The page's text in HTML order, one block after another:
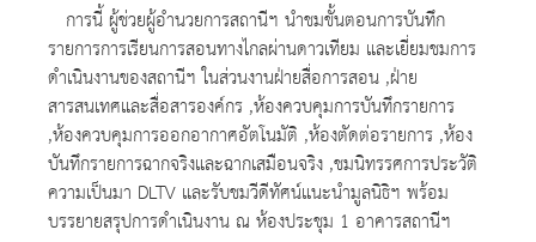
การนี้ ผู้ช่วยผู้อำนวยการสถานีฯ นำชมขั้นตอนการบันทึก
รายการการเรียนการสอนทางไกลผ่านดาวเทียม และเยี่ยมชมการ
ดำเนินงานของสถานีฯ ในส่วนงานฝ่ายสื่อการสอน ,ฝ่าย
สารสนเทศและสื่อสารองค์กร ,ห้องควบคุมการบันทึกรายการ
,ห้องควบคุมการออกอากาศอัตโนมัติ ,ห้องตัดต่อรายการ ,ห้อง
บันทึกรายการฉากจริงและฉากเสมือนจริง ,ชมนิทรรศการประวัติ
ความเป็นมา DLTV และรับชมวีดีทัศน์แนะนำมูลนิธิฯ พร้อม
บรรยายสรุปการดำเนินงาน ณ ห้องประชุม 1 อาคารสถานีฯ